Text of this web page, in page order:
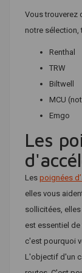
Vous trouverez
notre sélection,
Renthal
TRW
Biltwell
MCU
Emgo
Les
Les poignées
elles vous
sollicitées, elles
est essentiel
c'est pourquoi
L'objectif d'un